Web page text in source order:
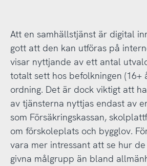
Att en samhällstjänst är digital
gott att den kan utföras på
visar nyttjande av ett antal
totalt sett hos befolkningen (16+
ordning. Det är dock viktigt att
av tjänsterna nyttjas endast av
som Försäkringskassan,
om förskoleplats och bygglov.
vara mer intressant att se hur
givna målgrupp än bland